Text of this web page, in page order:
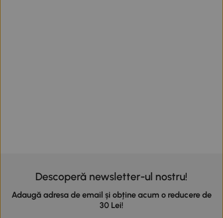
Descoperă newsletter-ul nostru!
Adaugă adresa de email și obține acum o reducere de
30 Lei!